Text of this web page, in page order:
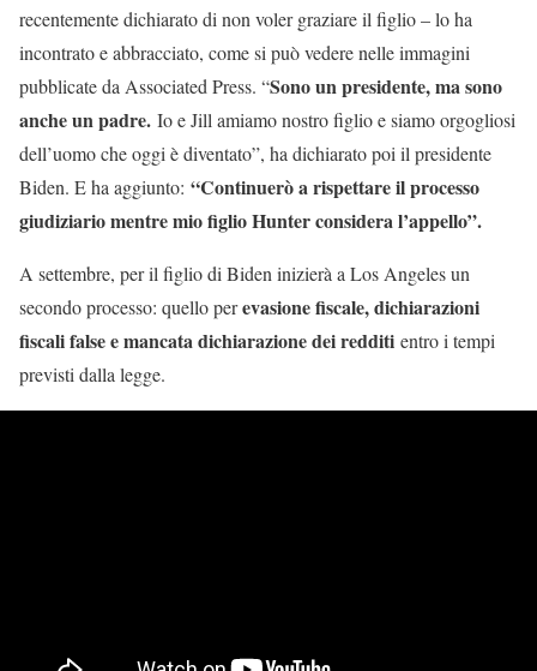
recentemente dichiarato di non voler graziare il figlio – lo ha
incontrato e abbracciato, come si può vedere nelle immagini
pubblicate da Associated Press. “Sono un presidente, ma sono
anche un padre. Io e Jill amiamo nostro figlio e siamo orgogliosi
dell’uomo che oggi è diventato”, ha dichiarato poi il presidente
Biden. E ha aggiunto: “Continuerò a rispettare il processo
giudiziario mentre mio figlio Hunter considera l’appello”.
A settembre, per il figlio di Biden inizierà a Los Angeles un
secondo processo: quello perevasione fiscale, dichiarazioni
fiscali false e mancata dichiarazione dei redditi entro i tempi
previsti dalla legge.